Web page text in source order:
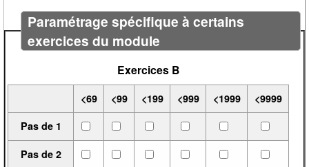
Paramétrage spécifique à certains
exercices du module
Exercices B
<69 <99 <199 <999 <1999
<9999
Pas de 1
Pas de 2